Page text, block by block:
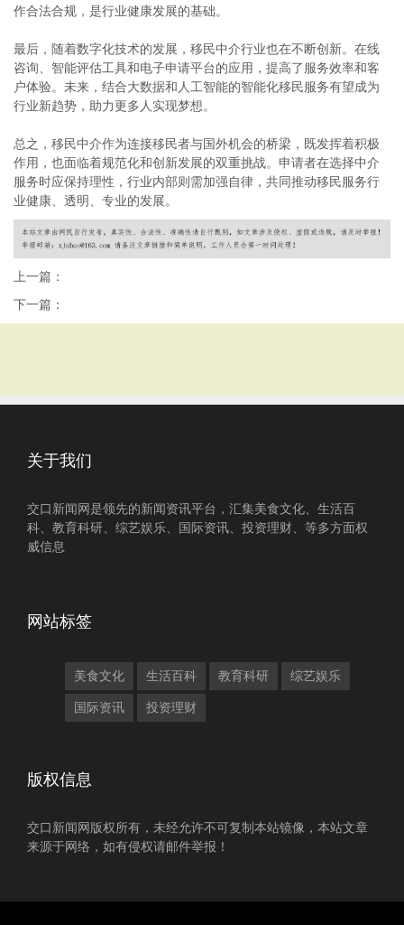
作合法合规，是行业健康发展的基础。
最后，随着数字化技术的发展，移民中介行业也在不断创新。在线
咨询、智能评估工具和电子申请平台的应用，提高了服务效率和客
户体验。未来，结合大数据和人工智能的智能化移民服务有望成为
行业新趋势，助力更多人实现梦想。
总之，移民中介作为连接移民者与国外机会的桥梁，既发挥着积极
作用，也面临着规范化和创新发展的双重挑战。申请者在选择中介
服务时应保持理性，行业内部则需加强自律，共同推动移民服务行
业健康、透明、专业的发展。
上一篇：
下一篇：
关于我们
交口新闻网是领先的新闻资讯平台，汇集美食文化、生活百
科、教育科研、综艺娱乐、国际资讯、投资理财、等多方面权
威信息
网站标签
美食文化 生活百科 教育科研 综艺娱乐
国际资讯 投资理财
版权信息
交口新闻网版权所有，未经允许不可复制本站镜像，本站文章
来源于网络，如有侵权请邮件举报！